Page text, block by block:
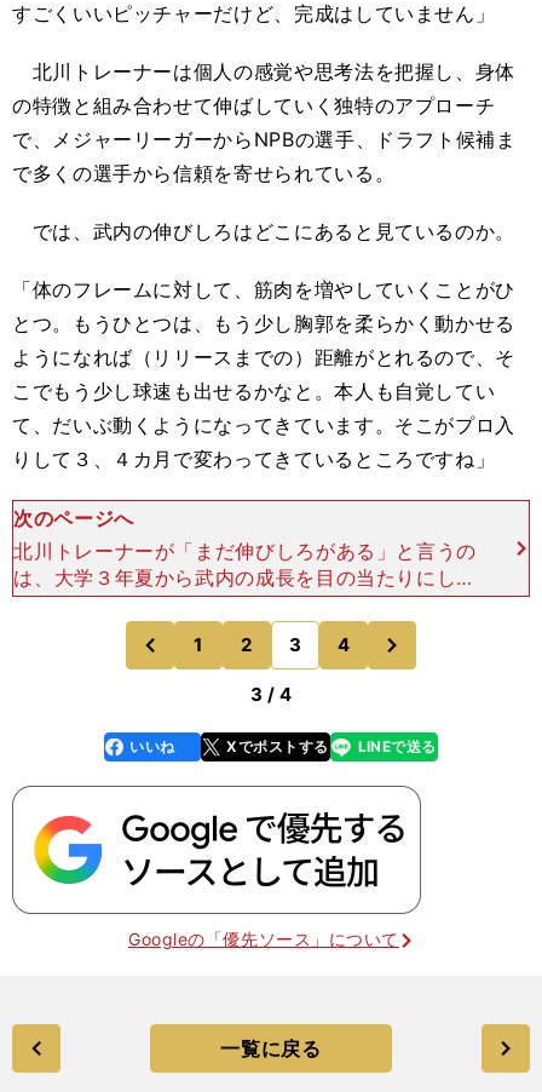
すごくいいピッチャーだけど、完成はしていません」
北川トレーナーは個人の感覚や思考法を把握し、身体
の特徴と組み合わせて伸ばしていく独特のアプローチ
で、メジャーリーガーからNPBの選手、ドラフト候補ま
で多くの選手から信頼を寄せられている。
では、武内の伸びしろはどこにあると見ているのか。
「体のフレームに対して、筋肉を増やしていくことがひ
とつ。もうひとつは、もう少し胸郭を柔らかく動かせる
ようになれば（リリースまでの）距離がとれるので、そ
こでもう少し球速も出せるかなと。本人も自覚してい
て、だいぶ動くようになってきています。そこがプロ入
りして３、４カ月で変わってきているところですね」
次のページへ
北川トレーナーが「まだ伸びしろがある」と言うの
は、大学３年夏から武内の成長を目の当たりにして
きたからでもある。「球を速くしたいという武内く
んの希望があり、腹斜筋という脇腹の筋肉を使うこ
とと、背中のほ
前
のページへ
1 2 3 4
のページへ
3 / 4
faceboo
k
いいね Xでポストする
line LINEで送る
Googleの「優先ソース」について
一覧に戻る